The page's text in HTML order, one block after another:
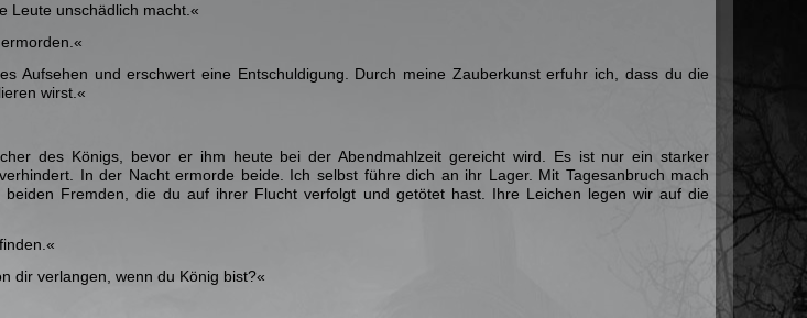
Leute unschädlich macht.«
Aufsehen und erschwert eine Entschuldigung. Durch meine Zauberkunst erfuhr ich, dass du die
wirst.«
des Königs, bevor er ihm heute bei der Abendmahlzeit gereicht wird. Es ist nur ein starker
In der Nacht ermorde beide. Ich selbst führe dich an ihr Lager. Mit Tagesanbruch mach
Fremden, die du auf ihrer Flucht verfolgt und getötet hast. Ihre Leichen legen wir auf die
dir verlangen, wenn du König bist?«